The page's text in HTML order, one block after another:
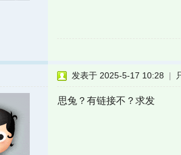
发表于 2025-5-17 10:28 |
思兔？有链接不？求发